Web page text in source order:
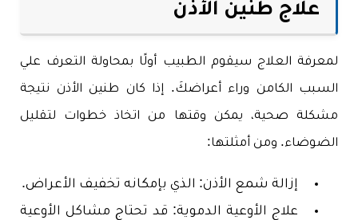
علاج طنين الأذن
لمعرفة العلاج سيقوم الطبيب أولًا بمحاولة التعرف علي
السبب الكامن وراء أعراضكَ. إذا كان طنين الأذن نتيجة
مشكلة صحية، يمكن وقتها من اتخاذ خطوات لتقليل
الضوضاء. ومن أمثلتها:
إزالة شمع الأذن: الذي بإمكانه تخفيف الأعراض.
علاج الأوعية الدموية: قد تحتاج مشاكل الأوعية